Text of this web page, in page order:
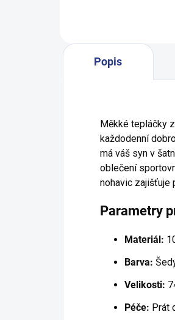
Popis
Měkké tepláčky
každodenní
má váš syn v
oblečení
nohavic zajišťuje
Parametry
Materiál:
Barva:
Velikosti:
Péče: Prát